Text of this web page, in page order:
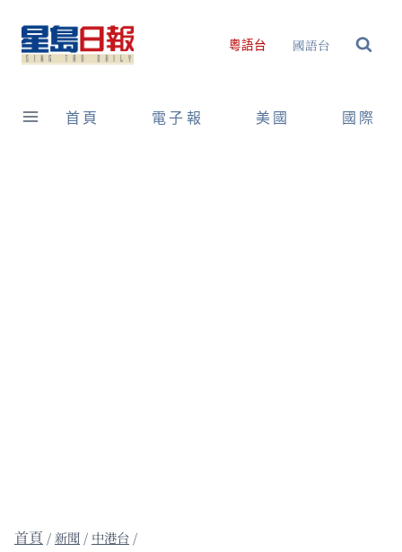
content
粵語台 國語台
首頁 電子報 美國 國際
/新聞 / 中港台 /